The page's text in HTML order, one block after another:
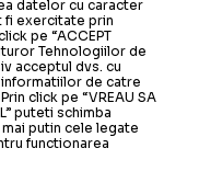
datelor cu caracter
exercitate prin
pe “ACCEPT
Tehnologiilor de
acceptul dvs. cu
de catre
click pe “VREAU SA
puteti schimba
putin cele legate
functionarea